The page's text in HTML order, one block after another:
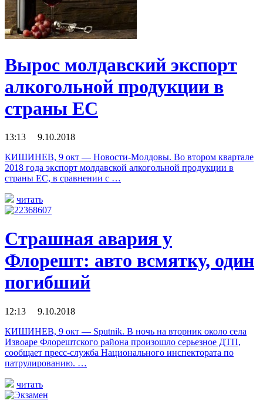
Вырос молдавский экспорт
алкогольной продукции в
страны ЕС
13:13 9.10.2018
КИШИНЕВ, 9 окт — Новости-Молдовы. Во втором квартале
2018 года экспорт молдавской алкогольной продукции в
страны ЕС, в сравнении с …
читать
Страшная авария у
Флорешт: авто всмятку, один
погибший
12:13 9.10.2018
КИШИНЕВ, 9 окт — Sputnik. В ночь на вторник около села
Извоаре Флорештского района произошло серьезное ДТП,
сообщает пресс-служба Национального инспектората по
патрулированию. …
читать